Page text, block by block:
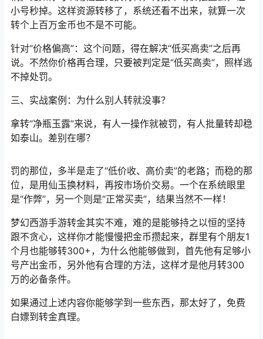
小号秒掉。这样资源转移了，系统还看不出来，就算一次
转个上百万金币也不是不可能。
针对“价格偏高”：这个问题，得在解决“低买高卖”之后再
说。不然你价格再合理，只要被判定是“低买高卖”，照样逃
不掉处罚。
三、实战案例：为什么别人转就没事？
拿转“净瓶玉露”来说，有人一操作就被罚，有人批量转却稳
如泰山。差别在哪？
罚的那位，多半是走了“低价收、高价卖”的老路；而稳的那
位，是用仙玉换材料，再按市场价交易。一个在系统眼里
是“作弊”，另一个则是“正常买卖”，结果当然不一样！
梦幻西游手游转金其实不难，难的是能够持之以恒的坚持
跟不贪心，这样你才能慢慢把金币攒起来，群里有个朋友1
个月也能够转300+，为什么他能够做到，首先他有足够小
号产出金币，另外他有合理的方法，这样才是他月转300
万的必备条件。
如果通过上述内容你能够学到一些东西，那太好了，免费
白嫖到转金真理。